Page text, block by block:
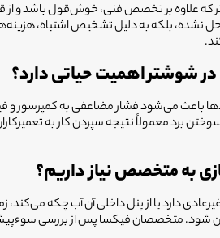
که علاوه بر تخصص فنی، خوش‌قول باشد و از
شوشتر اهمیت حیاتی دارد؟
می‌شود فشار مضاعفی به کمپرسور و
برد معمولاً نتیجه سپردن کار به
به متخصص نیاز داریم؟
غیرعادی دارد یا از پنل داخلی آن آب چکه
متخصصان فیکسا پس از بررسی